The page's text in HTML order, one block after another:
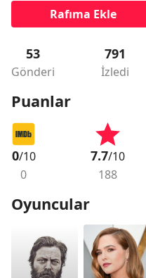
Rafıma Ekle
53
Gönderi
791
İzledi
Puanlar
0/10
0
7.7/10
188
Oyuncular